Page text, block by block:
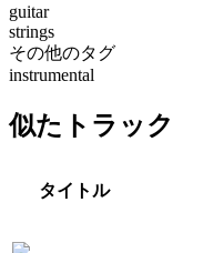
guitar
strings
その他のタグ
instrumental
似たトラック
タイトル